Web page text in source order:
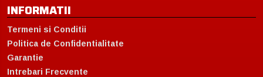
INFORMATII
Termeni si Conditii
Politica de Confidentialitate
Garantie
Intrebari Frecvente